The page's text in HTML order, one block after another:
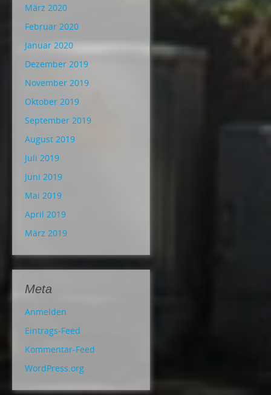
März 2020
Februar 2020
Januar 2020
Dezember 2019
November 2019
Oktober 2019
September 2019
August 2019
Juli 2019
Juni 2019
Mai 2019
April 2019
März 2019
Meta
Anmelden
Eintrags-Feed
Kommentar-Feed
WordPress.org